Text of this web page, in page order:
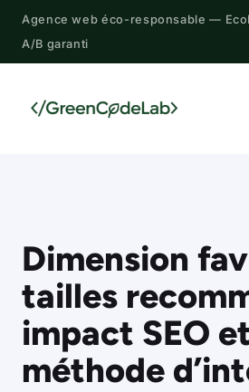
Aller
contenu
Agence web éco-responsable —
A/B garanti
Dimension
tailles
impact SEO
méthode